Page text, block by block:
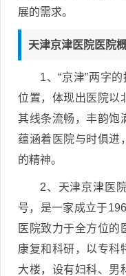
展的需求。
天津京津医院医院
1、“京津”两字
位置，体现出医院以
其线条流畅，丰韵饱
蕴涵着医院与时俱进
的精神。
2、天津京津医
号，是一家成立于
医院致力于全方位的
康复和科研，以专科
大楼，设有妇科、男